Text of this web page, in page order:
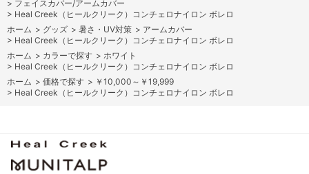
> フェイスカバー/アームカバー
> Heal Creek（ヒールクリーク）コンチェロナイロン ボレロ
ホーム > グッズ > 暑さ・UV対策 > アームカバー
> Heal Creek（ヒールクリーク）コンチェロナイロン ボレロ
ホーム > カラーで探す > ホワイト
> Heal Creek（ヒールクリーク）コンチェロナイロン ボレロ
ホーム > 価格で探す > ￥10,000～￥19,999
> Heal Creek（ヒールクリーク）コンチェロナイロン ボレロ